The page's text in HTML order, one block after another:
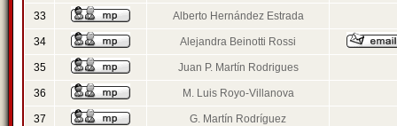
33 Alberto Hernández Estrada
34 Alejandra Beinotti Rossi
35 Juan P. Martín Rodrigues
36 M. Luis Royo-Villanova
37 G. Martín Rodríguez